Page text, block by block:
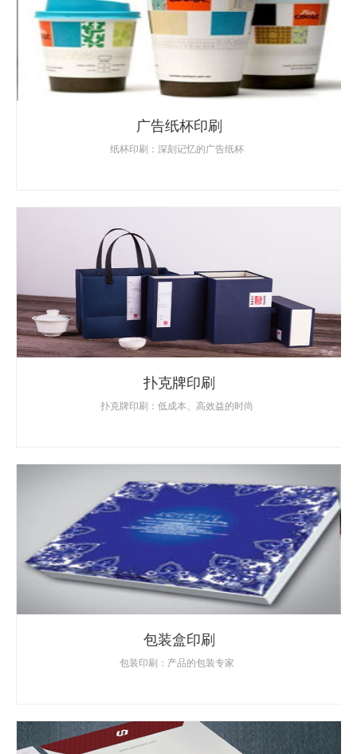
广告纸杯印刷
纸杯印刷：深刻记忆的广告纸杯
扑克牌印刷
扑克牌印刷：低成本、高效益的时尚
包装盒印刷
包装印刷：产品的包装专家